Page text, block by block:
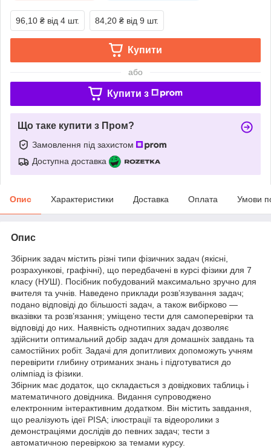
96,10 ₴ від 4 шт. 84,20 ₴ від 9 шт.
Купити
або
Купити з
Що таке купити з Пром?
Замовлення під захистом
Доступна доставка
Опис Характеристики Доставка Оплата Умови
Опис
Збірник задач містить різні типи фізичних задач (якісні,
розрахункові, графічні), що передбачені в курсі фізики для 7
класу (НУШ). Посібник побудований максимально зручно для
вчителя та учнів. Наведено приклади розв’язування задач;
подано відповіді до більшості задач, а також вибірково —
вказівки та розв’язання; уміщено тести для самоперевірки та
відповіді до них. Наявність однотипних задач дозволяє
здійснити оптимальний добір задач для домашніх завдань та
самостійних робіт. Задачі для допитливих допоможуть учням
перевірити глибину отриманих знань і підготуватися до
олімпіад із фізики.
Збірник має додаток, що складається з довідкових таблиць і
математичного довідника. Видання супроводжено
електронним інтерактивним додатком. Він містить завдання,
що реалізують ідеї PISA; ілюстрації та відеоролики з
демонстраціями дослідів до певних задач; тести з
автоматичною перевіркою за темами курсу.